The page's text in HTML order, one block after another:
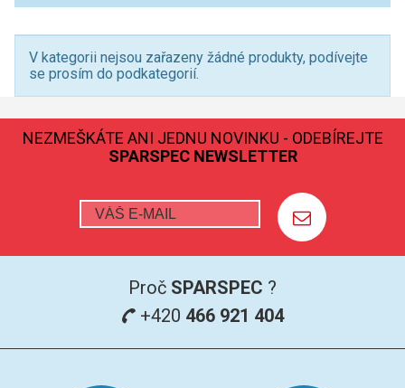
VÝBOJKY PRO UV/VIS
SPEKTROFOTOMETRY
KYVETY
OTEVŘENÝ ROZKLAD
TLAKOVÉ AUTOKLÁVY
V kategorii nejsou zařazeny žádné produkty, podívejte
se prosím do podkategorií.
NEZMEŠKÁTE ANI JEDNU NOVINKU - ODEBÍREJTE
SPARSPEC NEWSLETTER
Proč SPARSPEC ?
+420 466 921 404